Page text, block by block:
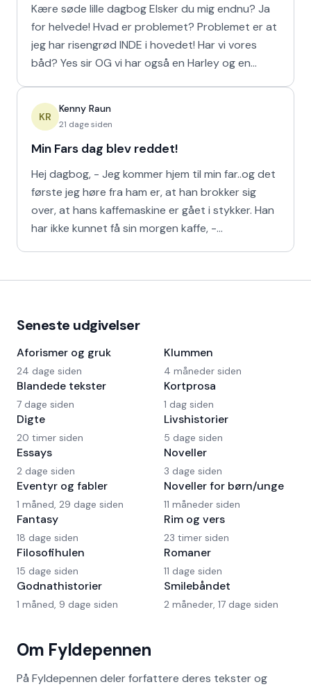
Kære søde lille dagbog Elsker du mig endnu? Ja
for helvede! Hvad er problemet? Problemet er at
jeg har risengrød INDE i hovedet! Har vi vores
båd? Yes sir OG vi har også en Harley og en
KR
Kenny Raun
21 dage siden
Min Fars dag blev reddet!
Hej dagbog, - Jeg kommer hjem til min far..og det
første jeg høre fra ham er, at han brokker sig
over, at hans kaffemaskine er gået i stykker. Han
har ikke kunnet få sin morgen kaffe, -
Om Fyldepennen
På Fyldepennen deler forfattere deres tekster og
Seneste udgivelser
Aforismer og gruk
24 dage siden
Blandede tekster
7 dage siden
Digte
20 timer siden
Essays
2 dage siden
Eventyr og fabler
1 måned, 29 dage siden
Fantasy
18 dage siden
Filosofihulen
15 dage siden
Godnathistorier
1 måned, 9 dage siden
Klummen
4 måneder siden
Kortprosa
1 dag siden
Livshistorier
5 dage siden
Noveller
3 dage siden
Noveller for børn/unge
11 måneder siden
Rim og vers
23 timer siden
Romaner
11 dage siden
Smilebåndet
2 måneder, 17 dage siden